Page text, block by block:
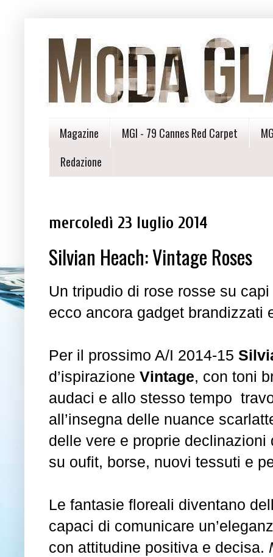
Magazine MGI - 79 Cannes Red Carpet
Redazione
mercoledì 23 luglio 2014
Silvian Heach: Vintage Roses
Un tripudio di rose rosse su
ecco ancora gadget brandizzati
Per il prossimo A/I 2014-15
d’ispirazione Vintage, con toni
audaci e allo stesso tempo
all’insegna delle nuance
delle vere e proprie
su oufit, borse, nuovi tessuti e
Le fantasie floreali diventano
capaci di comunicare
con attitudine positiva e decisa.